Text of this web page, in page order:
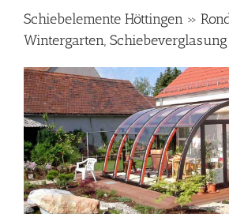
Schiebelemente Höttingen »
Wintergarten, Schiebeverglasung